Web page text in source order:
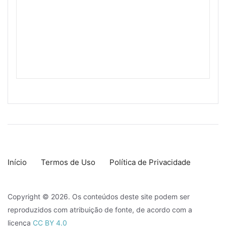
Início Termos de Uso Política de Privacidade
Copyright © 2026. Os conteúdos deste site podem ser
reproduzidos com atribuição de fonte, de acordo com a
licença CC BY 4.0